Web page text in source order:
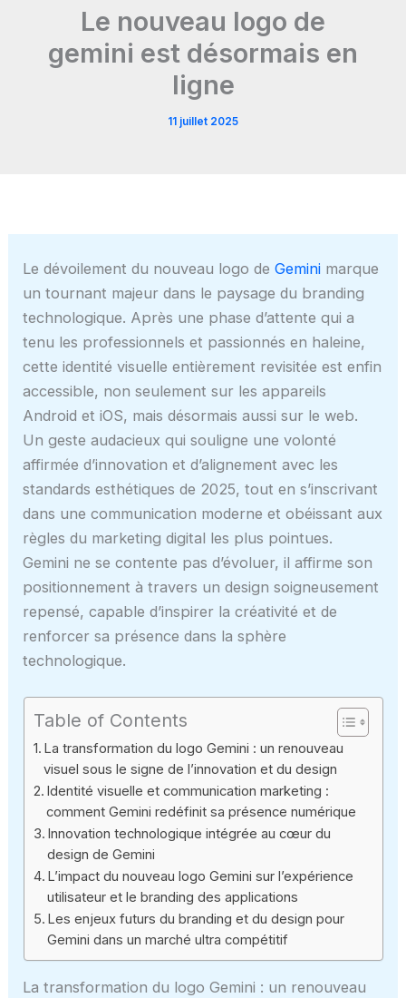
Le nouveau logo de
gemini est désormais en
ligne
11 juillet 2025
Le dévoilement du nouveau logo deGemini marque
un tournant majeur dans le paysage du branding
technologique. Après une phase d’attente qui a
tenu les professionnels et passionnés en haleine,
cette identité visuelle entièrement revisitée est enfin
accessible, non seulement sur les appareils
Android et iOS, mais désormais aussi sur le web.
Un geste audacieux qui souligne une volonté
affirmée d’innovation et d’alignement avec les
standards esthétiques de 2025, tout en s’inscrivant
dans une communication moderne et obéissant aux
règles du marketing digital les plus pointues.
Gemini ne se contente pas d’évoluer, il affirme son
positionnement à travers un design soigneusement
repensé, capable d’inspirer la créativité et de
renforcer sa présence dans la sphère
technologique.
Table of Contents
La transformation du logo Gemini : un renouveau
visuel sous le signe de l’innovation et du design
Identité visuelle et communication marketing :
comment Gemini redéfinit sa présence numérique
Innovation technologique intégrée au cœur du
design de Gemini
L’impact du nouveau logo Gemini sur l’expérience
utilisateur et le branding des applications
Les enjeux futurs du branding et du design pour
Gemini dans un marché ultra compétitif
La transformation du logo Gemini : un renouveau